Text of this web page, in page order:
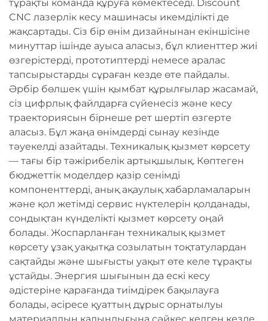
тұрақты команда құруға көмектеседі. Discount
CNC лазерлік кесу машинасы икемділікті де
жақсартады. Сіз бір өнім дизайнынан екіншісіне
минуттар ішінде ауыса аласыз, бұл клиенттер жиі
өзгерістерді, прототиптерді немесе аралас
тапсырыстарды сұраған кезде өте пайдалы.
Әрбір бөлшек үшін қымбат құрылғылар жасамай,
сіз цифрлық файлдарға сүйенесіз және кесу
траекториясын бірнеше рет шертіп өзгерте
аласыз. Бұл жаңа өнімдерді сынау кезінде
тәуекелді азайтады. Техникалық қызмет көрсету
— тағы бір тәжірибелік артықшылық. Көптеген
бюджеттік моделдер қазір сенімді
компоненттерді, анық ақаулық хабарламаларын
және қол жетімді сервис нүктелерін қолданады,
сондықтан күнделікті қызмет көрсету оңай
болады. Жоспарланған техникалық қызмет
көрсету ұзақ уақытқа созылатын тоқтатулардан
сақтайды және шығысты уақыт өте келе тұрақты
ұстайды. Энергия шығынын да ескі кесу
әдістеріне қарағанда тиімдірек бақылауға
болады, әсіресе қуаттың дұрыс орнатылуы